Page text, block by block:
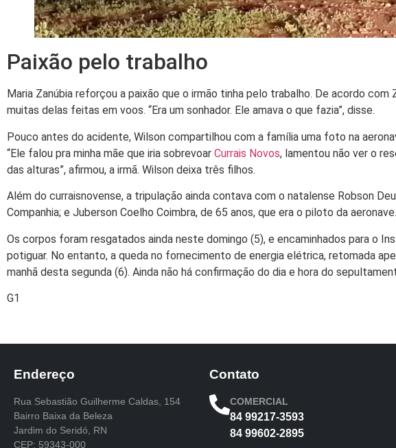
Paixão pelo trabalho
Maria Zanúbia reforçou a paixão que o irmão tinha pelo trabalho. De acordo
muitas delas feitas em voos. “Era um sonhador. Ele amava o que fazia”, disse.
Pouco antes do acidente, Wilson compartilhou com a família uma foto na
“Ele falou pra minha mãe que iria sobrevoar Currais Novos, lamentou não ver o
das alturas”, afirmou, a irmã. Wilson deixa três filhos.
Além do curraisnovense, a tripulação ainda contava com o natalense Robson
Companhia; e Juberson Coelho Coimbra, de 65 anos, que era o piloto da aeronave.
Os corpos foram resgatados ainda neste domingo (5), e encaminhados para o
potiguar. No entanto, a queda no fornecimento de energia elétrica, retomada
manhã desta segunda (6). Ainda não há confirmação do dia e hora do
G1
Endereço
Rua Sebastião Guilherme Caldas, 154
Bairro Baixa da Beleza
Jardim do Seridó, RN
CEP: 59343-000
Contato
COMERCIAL
84 99217-3593
84 99602-2895